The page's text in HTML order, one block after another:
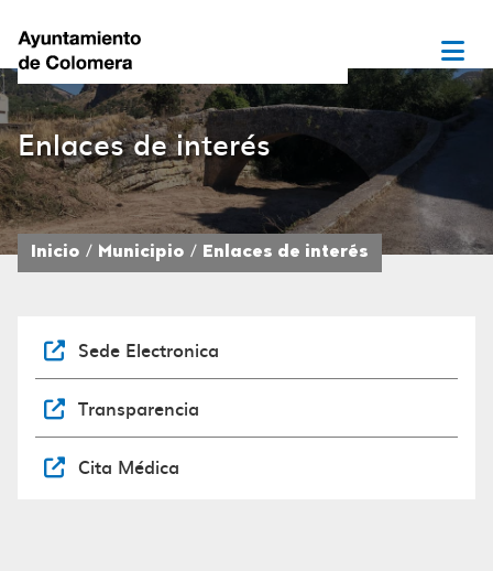
Enlaces de interés
Inicio Municipio Enlaces de interés
Sede Electronica
Transparencia
Cita Médica